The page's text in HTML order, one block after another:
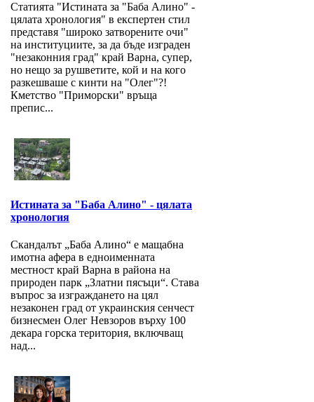
Статията "Истината за "Баба Алино" -
цялата хронология" в експертен стил
представя "широко затворените очи"
на институциите, за да бъде изграден
"незаконния град" край Варна, супер,
но нещо за рушветите, кой и на кого
разкешваше с кинти на "Олег"?!
Кметство "Приморски" връща
препис...
Истината за "Баба Алино" - цялата
хронология
Скандалът „Баба Алино“ е мащабна
имотна афера в едноименната
местност край Варна в района на
природен парк „Златни пясъци“. Става
въпрос за изграждането на цял
незаконен град от украинския сенчест
бизнесмен Олег Невзоров върху 100
декара горска територия, включващ
над...